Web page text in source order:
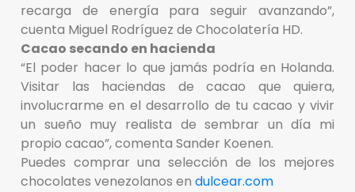
recarga de energía para seguir avanzando”,
cuenta Miguel Rodríguez de Chocolatería HD.
Cacao secando en hacienda
“El poder hacer lo que jamás podría en Holanda.
Visitar las haciendas de cacao que quiera,
involucrarme en el desarrollo de tu cacao y vivir
un sueño muy realista de sembrar un día mi
propio cacao”, comenta Sander Koenen.
Puedes comprar una selección de los mejores
chocolates venezolanos en dulcear.com